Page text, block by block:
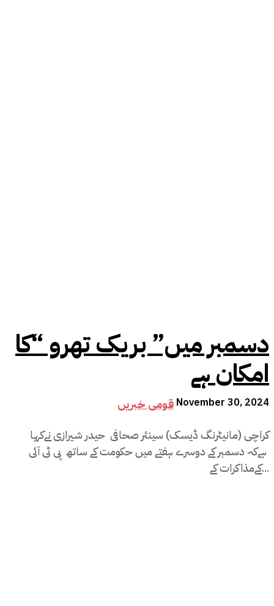
دسمبر میں” بریک تھرو “کا
امکان ہے
قومی خبریں November 30, 2024
ہےکہ دسمبر کے دوسرے ہفتے میں حکومت کے ساتھ پی ٹی آئی
کےمذاکرات کے...